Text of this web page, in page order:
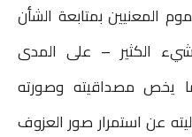
المعنيين بمتابعة الشأن
الكثير – على المدى
يخص مصداقيته وصورته
عن استمرار صور العزوف